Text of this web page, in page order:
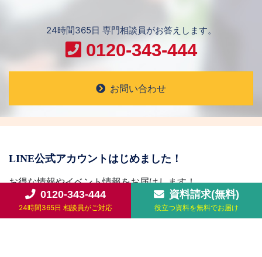
24時間365日 専門相談員がお答えします。
0120-343-444
お問い合わせ
LINE公式アカウントはじめました！
お得な情報やイベント情報をお届けします！
友だち追加
0120-343-444
24時間365日 相談員がご対応
資料請求(無料)
役立つ資料を無料でお届け